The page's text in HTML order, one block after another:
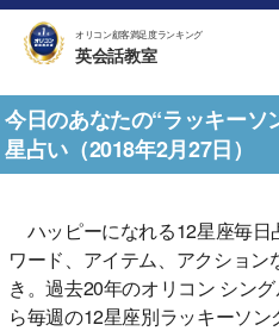
オリコン顧客満足度ランキング
英会話教室
今日のあなたの“ラッキー
星占い（2018年2月27日）
ハッピーになれる12星座毎日
ワード、アイテム、アクショ
き。過去20年のオリコン シン
ら毎週の12星座別ラッキーソ